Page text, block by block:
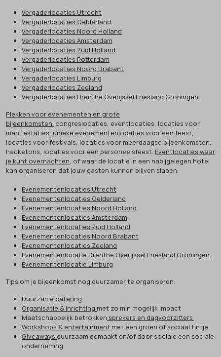
Vergaderlocaties Utrecht
Vergaderlocaties Gelderland
Vergaderlocaties Noord Holland
Vergaderlocaties Amsterdam
Vergaderlocaties Zuid Holland
Vergaderlocaties Rotterdam
Vergaderlocaties Noord Brabant
Vergaderlocaties Limburg
Vergaderlocaties Zeeland
Vergaderlocaties Drenthe Overijssel Friesland Groningen
Plekken voor evenementen en grote
bijeenkomsten: congreslocaties, eventlocaties, locaties voor
manifestaties, unieke evenementenlocaties voor een feest,
locaties voor festivals, locaties voor meerdaagse bijeenkomsten,
hacketons, locaties voor een personeelsfeest. Eventlocaties waar
je kunt overnachten, of waar de locatie in een nabijgelegen hotel
kan organiseren dat jouw gasten kunnen blijven slapen.
Evenementenlocaties Utrecht
Evenementenlocaties Gelderland
Evenementenlocaties Noord Holland
Evenementenlocaties Amsterdam
Evenementenlocaties Zuid Holland
Evenementenlocaties Noord Brabant
Evenementenlocaties Zeeland
Evenementenlocatie Drenthe Overijssel Friesland Groningen
Evenementenlocatie Limburg
Tips om je bijeenkomst nog duurzamer te organiseren:
Duurzame catering
Organisatie & inrichting met zo min mogelijk impact
Maatschappelijk betrokken sprekers en dagvoorzitters
Workshops & entertainment met een groen of sociaal tintje
Giveaways duurzaam gemaakt en/of door sociale een sociale
onderneming